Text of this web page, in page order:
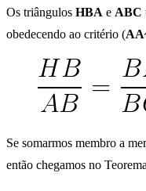
Os triângulos HBA e ABC
obedecendo ao critério (
Se somarmos membro a
então chegamos no